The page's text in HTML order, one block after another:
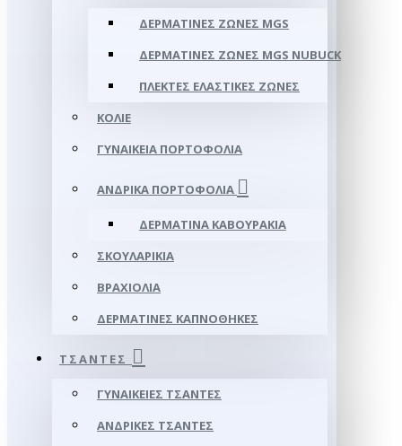
ΔΕΡΜΆΤΙΝΕΣ ΖΏΝΕΣ MGS
ΔΕΡΜΆΤΙΝΕΣ ΖΏΝΕΣ MGS NUBUCK
ΠΛΕΚΤΈΣ ΕΛΑΣΤΙΚΈΣ ΖΏΝΕΣ
ΚΟΛΙΈ
ΓΥΝΑΙΚΕΊΑ ΠΟΡΤΟΦΌΛΙΑ
ΑΝΔΡΙΚΆ ΠΟΡΤΟΦΌΛΙΑ
ΔΕΡΜΆΤΙΝΑ ΚΑΒΟΥΡΆΚΙΑ
ΣΚΟΥΛΑΡΊΚΙΑ
ΒΡΑΧΙΌΛΙΑ
ΔΕΡΜΆΤΙΝΕΣ ΚΑΠΝΟΘΉΚΕΣ
ΤΣΆΝΤΕΣ
ΓΥΝΑΙΚΕΊΕΣ ΤΣΆΝΤΕΣ
ΑΝΔΡΙΚΈΣ ΤΣΆΝΤΕΣ